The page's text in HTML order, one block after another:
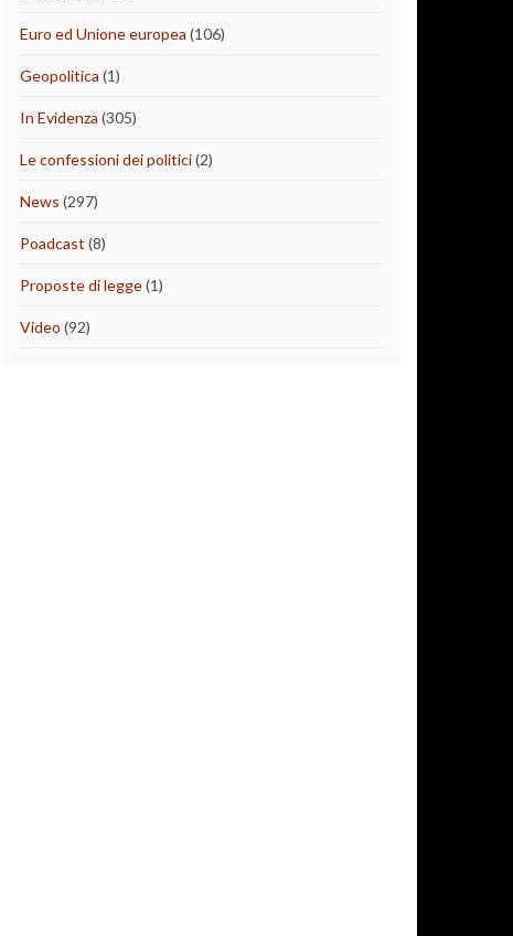
Euro ed Unione europea (106)
Geopolitica (1)
In Evidenza (305)
Le confessioni dei politici(2)
News (297)
Poadcast (8)
Proposte di legge(1)
Video (92)